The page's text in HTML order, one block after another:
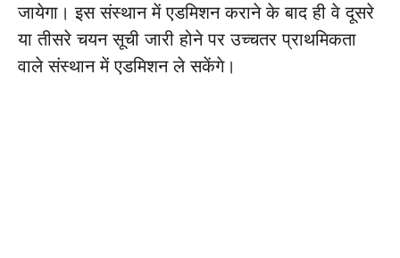
जायेगा। इस संस्थान में एडमिशन कराने के बाद ही वे दूसरे
या तीसरे चयन सूची जारी होने पर उच्चतर प्राथमिकता
वाले संस्थान में एडमिशन ले सकेंगे।